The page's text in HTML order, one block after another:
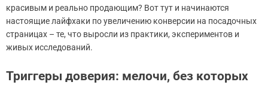
красивым и реально продающим? Вот тут и начинаются
настоящие лайфхаки по увеличению конверсии на посадочных
страницах – те, что выросли из практики, экспериментов и
живых исследований.
Триггеры доверия: мелочи, без которых